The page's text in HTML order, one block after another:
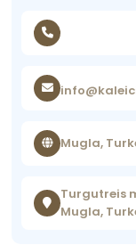
Mugla,
Turgutreis
Mugla,